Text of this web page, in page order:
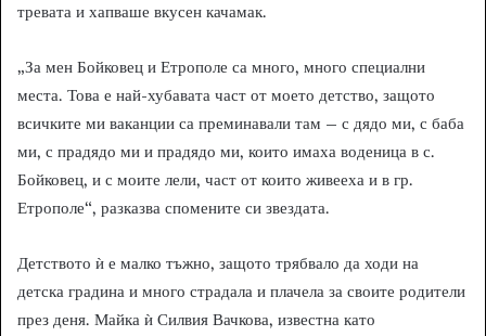
тревата и хапваше вкусен качамак.
„За мен Бойковец и Етрополе са много, много специални
места. Това е най-хубавата част от моето детство, защото
всичките ми ваканции са преминавали там – с дядо ми, с баба
ми, с прадядо ми и прадядо ми, които имаха воденица в с.
Бойковец, и с моите лели, част от които живееха и в гр.
Етрополе“, разказва спомените си звездата.
Детството ѝ е малко тъжно, защото трябвало да ходи на
детска градина и много страдала и плачела за своите родители
през деня. Майка ѝ Силвия Вачкова, известна като